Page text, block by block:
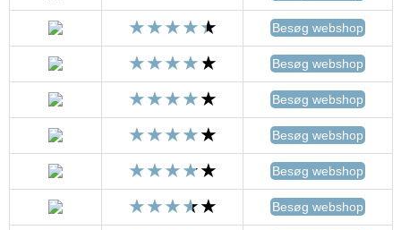
Besøg webshop
Besøg webshop
Besøg webshop
Besøg webshop
Besøg webshop
Besøg webshop